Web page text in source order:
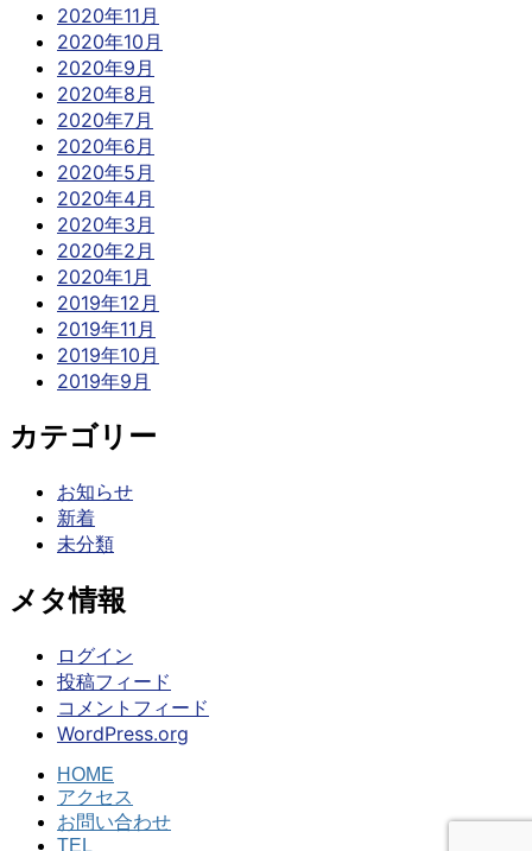
2020年11月
2020年10月
2020年9月
2020年8月
2020年7月
2020年6月
2020年5月
2020年4月
2020年3月
2020年2月
2020年1月
2019年12月
2019年11月
2019年10月
2019年9月
カテゴリー
お知らせ
新着
未分類
メタ情報
ログイン
投稿フィード
コメントフィード
WordPress.org
HOME
アクセス
お問い合わせ
TEL